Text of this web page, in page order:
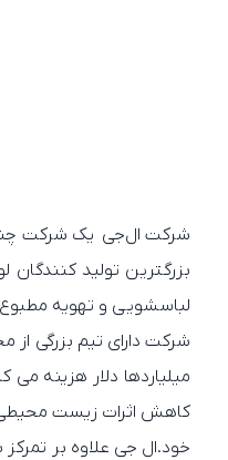
بزرگترین تولید
لباسشویی و تهویه
شرکت دارای تیم بزرگی
کاهش اثرات زیست محیطی
خود.ال جی علاوه بر